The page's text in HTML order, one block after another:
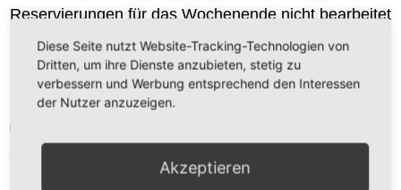
Reservierungen für das Wochenende nicht bearbeitet
werden können.
Bei Anfragen für Hochzeiten, Taufen
oder anderen Veranstaltungen, nutzen
Sie bitte unser Kontaktformular.
Diese Seite nutzt Website-Tracking-Technologien von
Dritten, um ihre Dienste anzubieten, stetig zu
verbessern und Werbung entsprechend den Interessen
der Nutzer anzuzeigen.
Akzeptieren